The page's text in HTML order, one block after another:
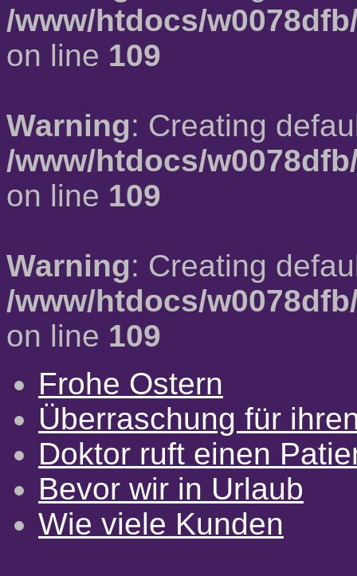
/www/htdocs/
on line 109
Warning: Creating
/www/htdocs/
on line 109
Warning: Creating
/www/htdocs/
on line 109
Frohe Ostern
Überraschung für
Doktor ruft einen
Bevor wir in Urlaub
Wie viele Kunden